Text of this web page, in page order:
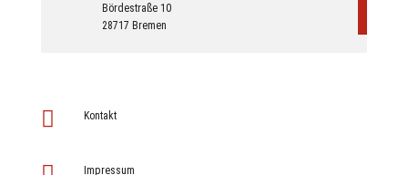
Bördestraße 10
28717 Bremen
 Kontakt
Impressum